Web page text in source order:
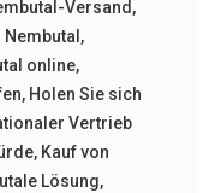
Versand ,
,
online,
, Holen Sie sich
Vertrieb
, Kauf von
Lösung,